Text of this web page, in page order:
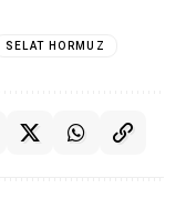
SELAT HORMUZ